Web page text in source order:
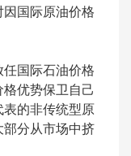
国际原油价格
国际石油价格
优势保卫自己
表的非传统型原
分从市场中挤